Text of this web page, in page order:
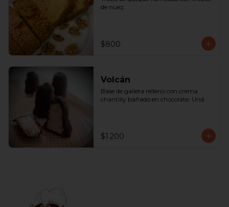
de nuez.
$800
Volcán
Base de galleta relleno con crema
chantilly bañado en chocolate. Und.
$1.200